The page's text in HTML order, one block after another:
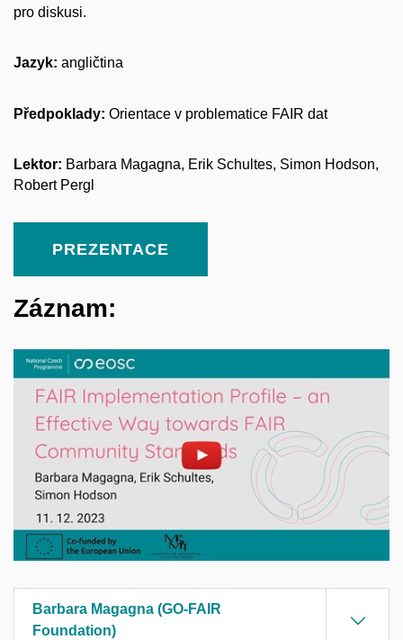
pro diskusi.
Jazyk: angličtina
Předpoklady: Orientace v problematice FAIR dat
Lektor: Barbara Magagna, Erik Schultes, Simon Hodson,
Robert Pergl
PREZENTACE
Záznam:
Povolit cookies a přehrát
Otevřít na youtube.com
Barbara Magagna (GO-FAIR
Foundation)